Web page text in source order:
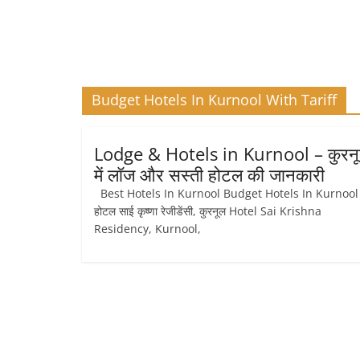
Budget Hotels In Kurnool With Tariff
Lodge & Hotels in Kurnool –
में लॉज और सस्ती होटल की जानकारी
Best Hotels In Kurnool Budget Hotels In
होटल साई कृष्णा रेजीडेंसी, कुरनूल Hotel Sai Krishna
Residency, Kurnool,